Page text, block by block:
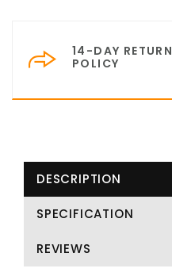
14-DAY RETURN
POLICY
DESCRIPTION
SPECIFICATION
REVIEWS